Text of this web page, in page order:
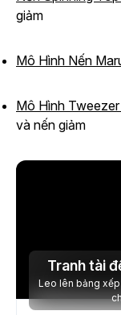
giảm
Mô Hình Nến
Mô Hình
và nến giảm
Tranh tài
Leo lên bảng xếp hạng